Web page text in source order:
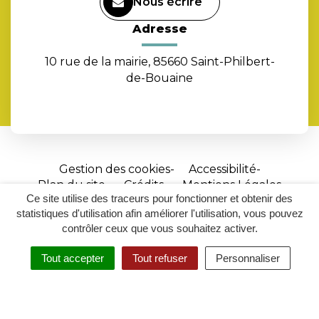
Ce site utilise des traceurs pour fonctionner et obtenir des
statistiques d'utilisation afin améliorer l'utilisation, vous pouvez
contrôler ceux que vous souhaitez activer.
Tout accepter Tout refuser Personnaliser
RECHERCHER
ACCESSIBILITÉ
Adresse
10 rue de la mairie, 85660 Saint-Philbert-
de-Bouaine
Gestion des cookies
Accessibilité
Plan du site
Crédits
Mentions Légales
Site
réalisé
par
Inovagora